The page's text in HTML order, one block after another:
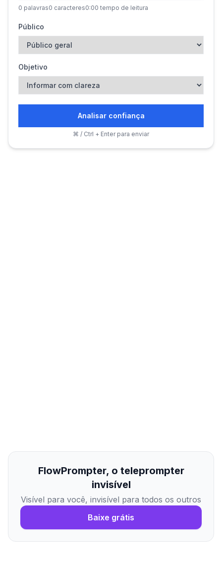
0 palavras0 caracteres0:00 tempo de leitura
Público
Objetivo
Analisar confiança
⌘ / Ctrl + Enter para enviar
FlowPrompter, o teleprompter
invisível
Visível para você, invisível para todos os outros
Baixe grátis